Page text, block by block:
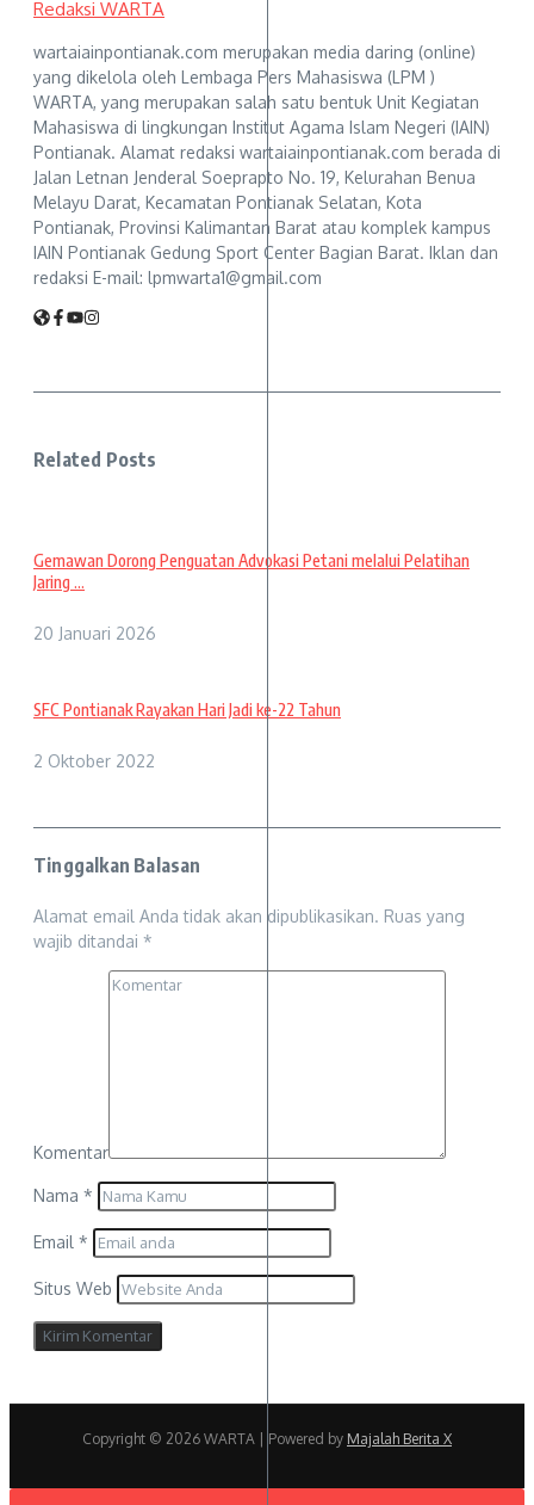
Redaksi WARTA
wartaiainpontianak.com merupakan media daring (online)
yang dikelola oleh Lembaga Pers Mahasiswa (LPM )
WARTA, yang merupakan salah satu bentuk Unit Kegiatan
Mahasiswa di lingkungan Institut Agama Islam Negeri (IAIN)
Pontianak. Alamat redaksi wartaiainpontianak.com berada di
Jalan Letnan Jenderal Soeprapto No. 19, Kelurahan Benua
Melayu Darat, Kecamatan Pontianak Selatan, Kota
Pontianak, Provinsi Kalimantan Barat atau komplek kampus
IAIN Pontianak Gedung Sport Center Bagian Barat. Iklan dan
redaksi E-mail: lpmwarta1@gmail.com
Related Posts
Gemawan Dorong Penguatan Advokasi Petani melalui Pelatihan
Jaring ...
20 Januari 2026
SFC Pontianak Rayakan Hari Jadi ke-22 Tahun
2 Oktober 2022
Tinggalkan Balasan
Alamat email Anda tidak akan dipublikasikan. Ruas yang
wajib ditandai *
Komentar
Nama *
Email *
Situs Web
Copyright © 2026 WARTA | Powered by Majalah Berita X